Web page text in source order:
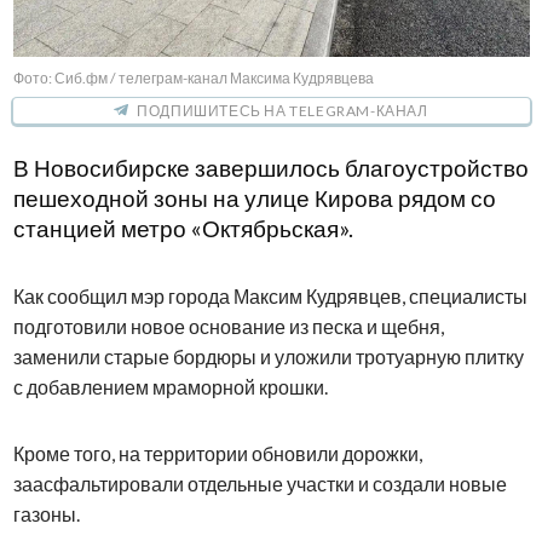
Фото: Сиб.фм / телеграм-канал Максима Кудрявцева
ПОДПИШИТЕСЬ НА TELEGRAM-КАНАЛ
В Новосибирске завершилось благоустройство
пешеходной зоны на улице Кирова рядом со
станцией метро «Октябрьская».
Как сообщил мэр города Максим Кудрявцев, специалисты
подготовили новое основание из песка и щебня,
заменили старые бордюры и уложили тротуарную плитку
с добавлением мраморной крошки.
Кроме того, на территории обновили дорожки,
заасфальтировали отдельные участки и создали новые
газоны.